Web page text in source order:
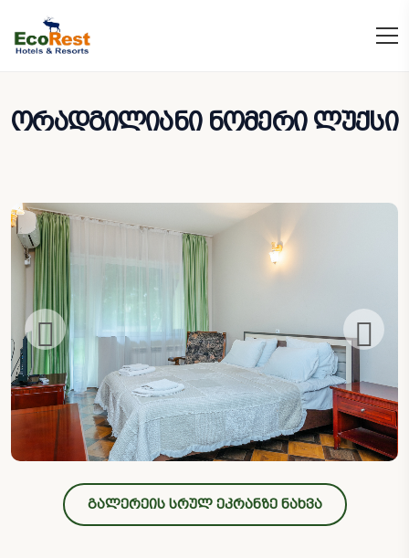
ორადგილიანი ნომერი ლუქსი
გალერეის სრულ ეკრანზე ნახვა